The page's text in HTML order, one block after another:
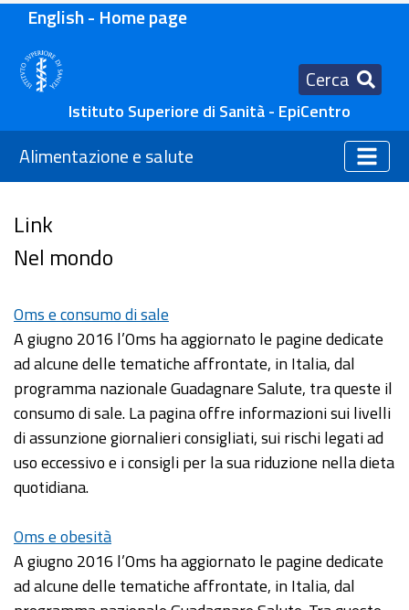
English - Home page
Cerca
Istituto Superiore di Sanità - EpiCentro
Alimentazione e salute
Link
Nel mondo
Oms e consumo di sale
A giugno 2016 l’Oms ha aggiornato le pagine dedicate
ad alcune delle tematiche affrontate, in Italia, dal
programma nazionale Guadagnare Salute, tra queste il
consumo di sale. La pagina offre informazioni sui livelli
di assunzione giornalieri consigliati, sui rischi legati ad
uso eccessivo e i consigli per la sua riduzione nella dieta
quotidiana.
Oms e obesità
A giugno 2016 l’Oms ha aggiornato le pagine dedicate
ad alcune delle tematiche affrontate, in Italia, dal